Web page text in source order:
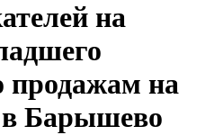
на
продажам на
Барышево